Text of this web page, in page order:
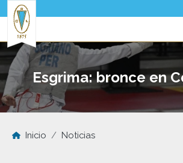
Pasar al contenido principal
Esgrima: bronce en
Inicio Noticias